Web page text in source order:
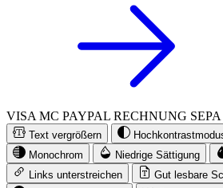
VISA MC PAYPAL RECHNUNG SEPA
Text vergrößern
Monochrom
Niedrige Sättigung
Links unterstreichen
Gut lesbare